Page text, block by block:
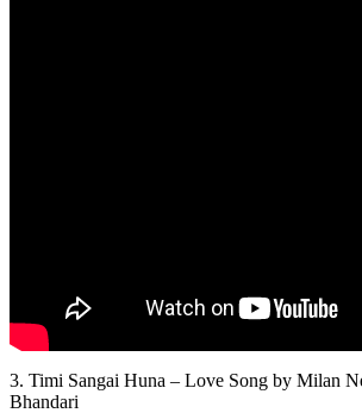
3. Timi Sangai Huna – Love Song by Milan
Bhandari